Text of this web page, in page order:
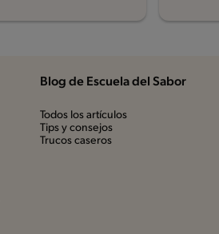
Blog de Escuela del Sabor
Todos los artículos
Tips y consejos
Trucos caseros